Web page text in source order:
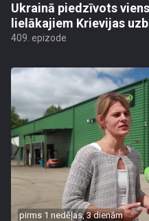
Ukrainā piedzīvots
lielākajiem Krievijas
409. epizode
pirms 1 nedēļas, 3 dienām